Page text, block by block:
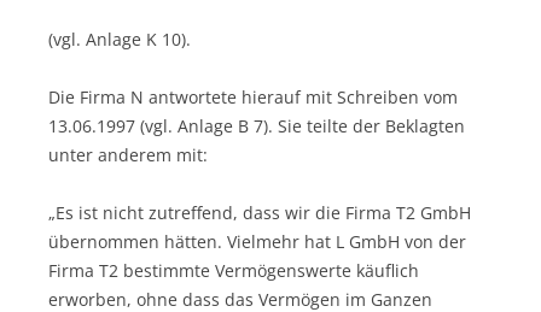
(vgl. Anlage K 10).
Die Firma N antwortete hierauf mit Schreiben vom
13.06.1997 (vgl. Anlage B 7). Sie teilte der Beklagten
unter anderem mit:
„Es ist nicht zutreffend, dass wir die Firma T2 GmbH
übernommen hätten. Vielmehr hat L GmbH von der
Firma T2 bestimmte Vermögenswerte käuflich
erworben, ohne dass das Vermögen im Ganzen